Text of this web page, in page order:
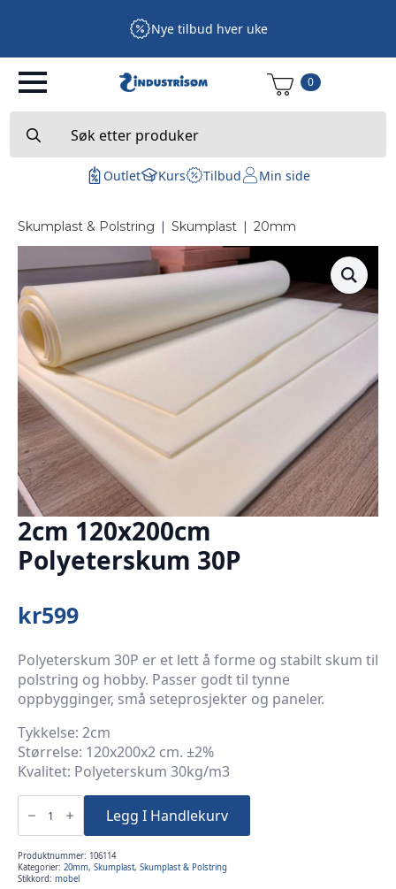
Nye tilbud hver uke
0
for:
Outlet Kurs Tilbud Min side
Skumplast & Polstring | Skumplast | 20mm
2cm 120x200cm
Polyeterskum 30P
kr599
Polyeterskum 30P er et lett å forme og stabilt skum til
polstring og hobby. Passer godt til tynne
oppbygginger, små seteprosjekter og paneler.
Tykkelse: 2cm
Størrelse: 120x200x2 cm. ±2%
Kvalitet: Polyeterskum 30kg/m3
2cm
120x200cm
Polyeterskum
30P
Legg I Handlekurv
Produktnummer: 106114
Kategorier: 20mm, Skumplast, Skumplast & Polstring
Stikkord: mobel